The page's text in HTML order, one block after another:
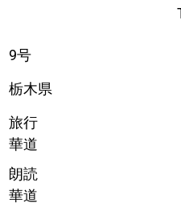
9号
栃木県
旅行
華道
朗読
華道